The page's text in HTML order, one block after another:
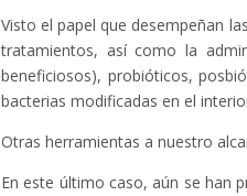
Visto el papel que desempeñan
tratamientos, así como la
beneficiosos), probióticos,
bacterias modificadas en el
Otras herramientas a nuestro
En este último caso, aún se han